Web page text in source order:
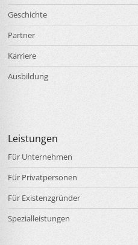
Geschichte
Partner
Karriere
Ausbildung
Leistungen
Für Unternehmen
Für Privatpersonen
Für Existenzgründer
Spezialleistungen